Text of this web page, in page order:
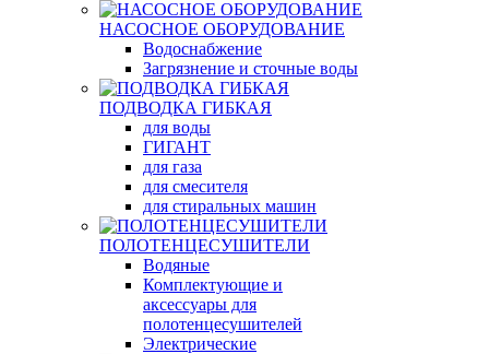
НАСОСНОЕ ОБОРУДОВАНИЕ
Водоснабжение
Загрязнение и сточные воды
ПОДВОДКА ГИБКАЯ
для воды
ГИГАНТ
для газа
для смесителя
для стиральных машин
ПОЛОТЕНЦЕСУШИТЕЛИ
Водяные
Комплектующие и
аксессуары для
полотенцесушителей
Электрические